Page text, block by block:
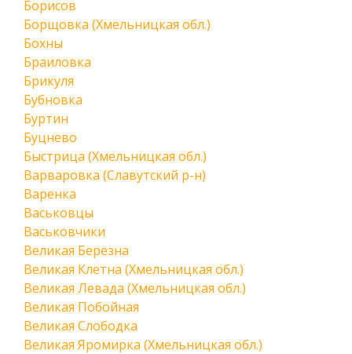
Борисов
Борщовка (Хмельницкая обл.)
Бохны
Браиловка
Брикуля
Бубновка
Буртин
Буцнево
Быстрица (Хмельницкая обл.)
Варваровка (Славутский р-н)
Варенка
Васьковцы
Васьковчики
Великая Березна
Великая Клетна (Хмельницкая обл.)
Великая Левада (Хмельницкая обл.)
Великая Побойная
Великая Слободка
Великая Яромирка (Хмельницкая обл.)